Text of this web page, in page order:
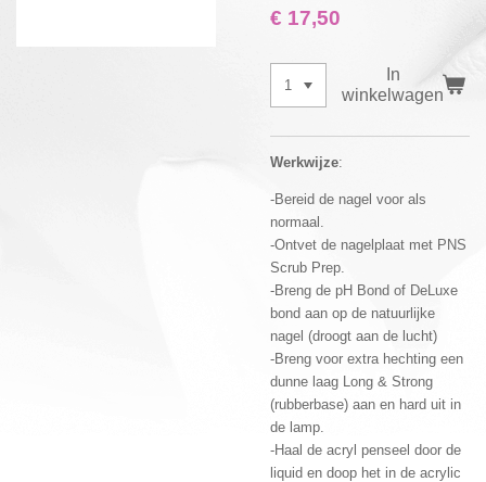
€ 17,50
In
winkelwagen
Werkwijze:
-Bereid de nagel voor als
normaal.
-Ontvet de nagelplaat met PNS
Scrub Prep.
-Breng de pH Bond of DeLuxe
bond aan op de natuurlijke
nagel (droogt aan de lucht)
-Breng voor extra hechting een
dunne laag Long & Strong
(rubberbase) aan en hard uit in
de lamp.
-Haal de acryl penseel door de
liquid en doop het in de acrylic